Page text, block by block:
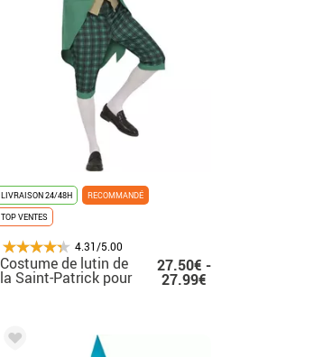
LIVRAISON 24/48H
RECOMMANDÉ
TOP VENTES
4.31/5.00
Costume de lutin de
la Saint-Patrick pour
27.50€ -
27.99€